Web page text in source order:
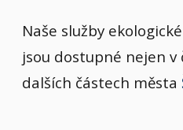
Naše služby
jsou dostupné nejen v
dalších částech města